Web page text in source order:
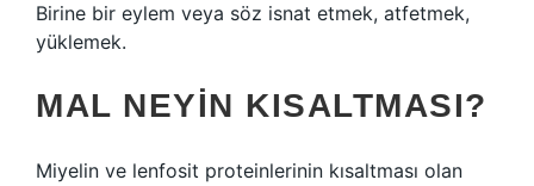
Birine bir eylem veya söz isnat etmek, atfetmek,
yüklemek.
MAL NEYIN KISALTMASI?
Miyelin ve lenfosit proteinlerinin kısaltması olan